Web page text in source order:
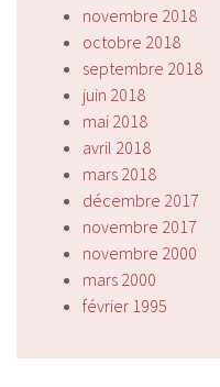
novembre 2018
octobre 2018
septembre 2018
juin 2018
mai 2018
avril 2018
mars 2018
décembre 2017
novembre 2017
novembre 2000
mars 2000
février 1995